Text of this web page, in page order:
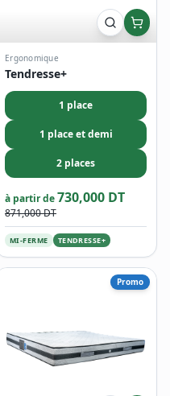
Ergonomique
Tendresse+
1 place
1 place et demi
2 places
à partir de730,000 DT
871,000 DT
MI-FERME TENDRESSE+
Promo